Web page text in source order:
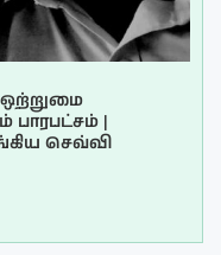
பாரபட்சம் |
செவ்வி